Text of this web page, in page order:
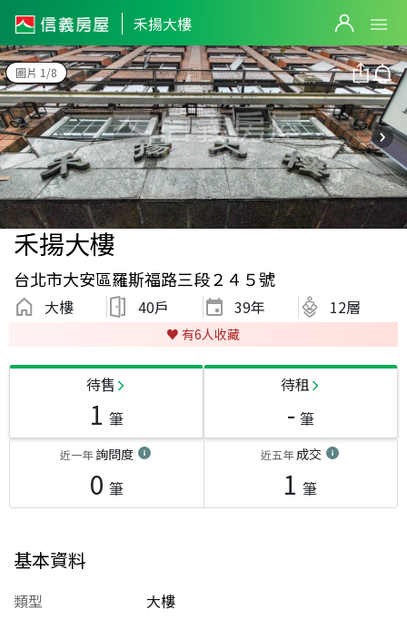
禾揚大樓
圖片 1/8
禾揚大樓
台北市大安區羅斯福路三段２４５號
大樓 40戶 39年 12層
♥️ 有6人收藏
待售
1 筆
待租
- 筆
近一年詢問度
0 筆
近五年成交
1 筆
基本資料
類型
大樓